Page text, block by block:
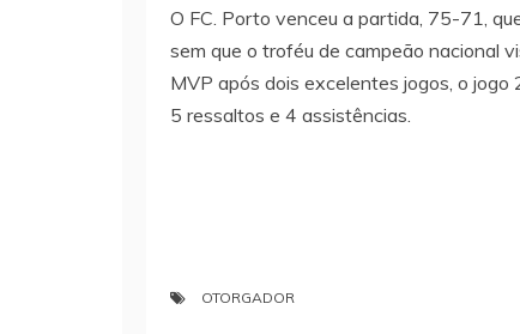
O FC. Porto venceu a partida, 75-71,
sem que o troféu de campeão nacional
MVP após dois excelentes jogos, o
5 ressaltos e 4 assistências.
OTORGADOR